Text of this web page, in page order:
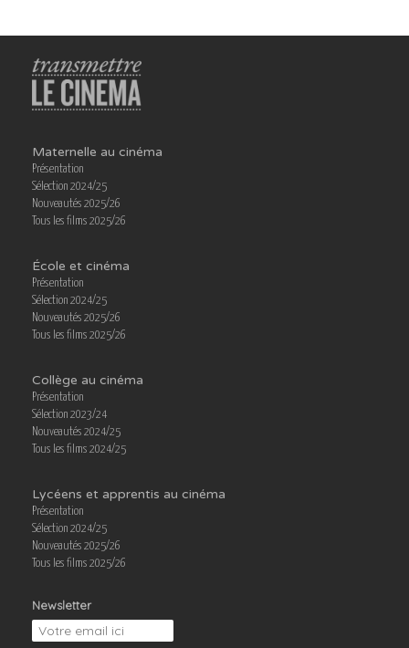
Maternelle au cinéma
Présentation
Sélection 2024/25
Nouveautés 2025/26
Tous les films 2025/26
École et cinéma
Présentation
Sélection 2024/25
Nouveautés 2025/26
Tous les films 2025/26
Collège au cinéma
Présentation
Sélection 2023/24
Nouveautés 2024/25
Tous les films 2024/25
Lycéens et apprentis au cinéma
Présentation
Sélection 2024/25
Nouveautés 2025/26
Tous les films 2025/26
Newsletter